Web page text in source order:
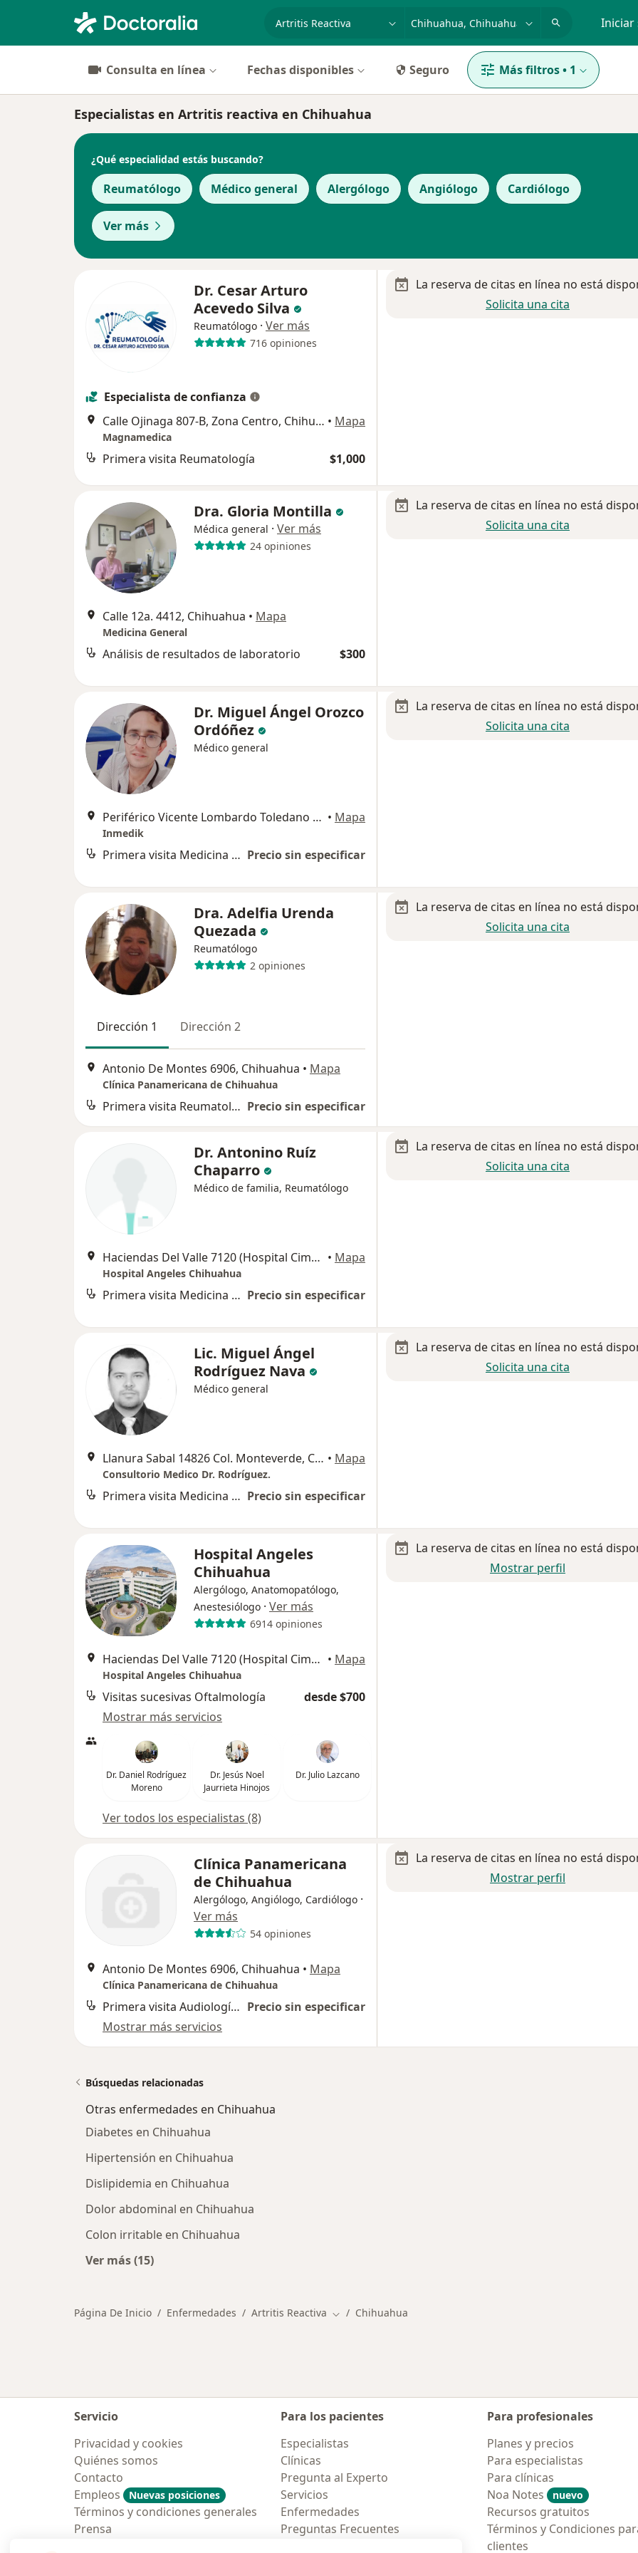
Iniciar
Consulta en línea Fechas disponibles Seguro Más filtros• 1
Especialistas en Artritis reactiva en Chihuahua
¿Qué especialidad estás buscando?
Reumatólogo Médico general Alergólogo Angiólogo Cardiólogo
Ver más
Dr. Cesar Arturo
Acevedo Silva
Reumatólogo · Ver más
716 opiniones
Especialista de confianza
Calle Ojinaga 807-B, Zona Centro, Chihuahua • Mapa
Magnamedica
Primera visita Reumatología $1,000
La reserva de citas en línea no está
Solicita una cita
Dra. Gloria Montilla
Médica general · Ver más
24 opiniones
Calle 12a. 4412, Chihuahua • Mapa
Medicina General
Análisis de resultados de laboratorio $300
La reserva de citas en línea no está
Solicita una cita
Dr. Miguel Ángel Orozco
Ordóñez
Médico general
Periférico Vicente Lombardo Toledano 102, Chihuahua • Mapa
Inmedik
Primera visita Medicina General Precio sin especificar
La reserva de citas en línea no está
Solicita una cita
Dra. Adelfia Urenda
Quezada
Reumatólogo
2 opiniones
Dirección 1 Dirección 2
Antonio De Montes 6906, Chihuahua • Mapa
Clínica Panamericana de Chihuahua
Primera visita Reumatología Precio sin especificar
La reserva de citas en línea no está
Solicita una cita
Dr. Antonino Ruíz
Chaparro
Médico de familia, Reumatólogo
Haciendas Del Valle 7120 (Hospital Cima), Chihuahua • Mapa
Hospital Angeles Chihuahua
Primera visita Medicina Familiar Precio sin especificar
La reserva de citas en línea no está
Solicita una cita
Lic. Miguel Ángel
Rodríguez Nava
Médico general
Llanura Sabal 14826 Col. Monteverde, Chihuahua • Mapa
Consultorio Medico Dr. Rodríguez.
Primera visita Medicina General Precio sin especificar
La reserva de citas en línea no está
Solicita una cita
Hospital Angeles
Chihuahua
Alergólogo, Anatomopatólogo,
Anestesiólogo · Ver más
6914 opiniones
Haciendas Del Valle 7120 (Hospital Cima), Chihuahua • Mapa
Hospital Angeles Chihuahua
Visitas sucesivas Oftalmología
desde $700
Mostrar más servicios
Dr. Daniel Rodríguez
Moreno
Dr. Jesús Noel
Jaurrieta Hinojos
Dr. Julio Lazcano
Ver todos los especialistas (8)
La reserva de citas en línea no está
Mostrar perfil
Clínica Panamericana
de Chihuahua
Alergólogo, Angiólogo, Cardiólogo ·
Ver más
54 opiniones
Antonio De Montes 6906, Chihuahua • Mapa
Clínica Panamericana de Chihuahua
Primera visita Audiología, Otoneurología y Foniatría Precio sin especificar
Mostrar más servicios
La reserva de citas en línea no está
Mostrar perfil
Búsquedas relacionadas
Otras enfermedades en Chihuahua
Diabetes en Chihuahua
Hipertensión en Chihuahua
Dislipidemia en Chihuahua
Dolor abdominal en Chihuahua
Colon irritable en Chihuahua
Ver más (15)
Página De Inicio Enfermedades Artritis Reactiva Cambiar de ciudad
Chihuahua
Servicio
Privacidad y cookies
Quiénes somos
Contacto
Empleos
Nuevas posiciones
Términos y condiciones generales
Prensa
Para los pacientes
Especialistas
Clínicas
Pregunta al Experto
Servicios
Enfermedades
Preguntas Frecuentes
Para profesionales
Planes y precios
Para especialistas
Para clínicas
Noa Notes
nuevo
Recursos gratuitos
Términos y Condiciones
clientes